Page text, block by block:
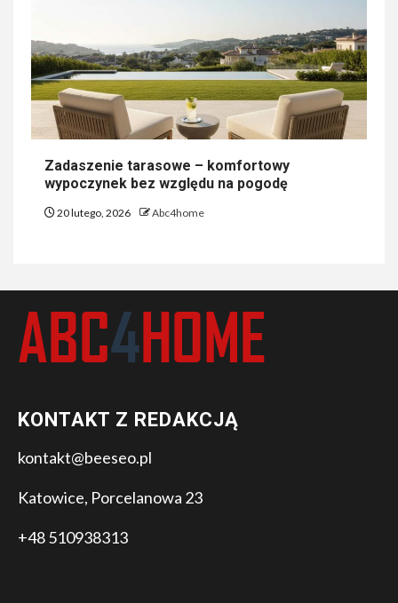
Zadaszenie tarasowe – komfortowy
wypoczynek bez względu na pogodę
20 lutego, 2026 Abc4home
KONTAKT Z REDAKCJĄ
kontakt@beeseo.pl
Katowice, Porcelanowa 23
+48 510938313